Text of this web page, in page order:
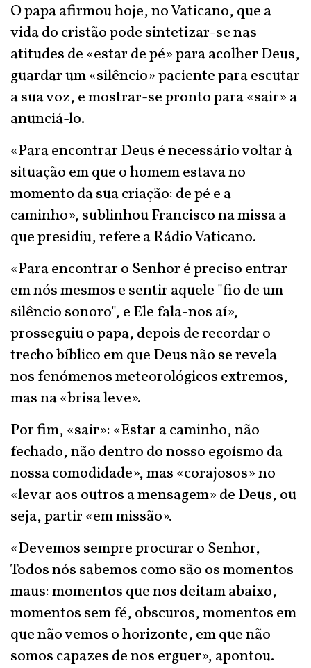
O papa afirmou hoje, no Vaticano, que a
vida do cristão pode sintetizar-se nas
atitudes de «estar de pé» para acolher Deus,
guardar um «silêncio» paciente para escutar
a sua voz, e mostrar-se pronto para «sair» a
anunciá-lo.
«Para encontrar Deus é necessário voltar à
situação em que o homem estava no
momento da sua criação: de pé e a
caminho», sublinhou Francisco na missa a
que presidiu, refere a Rádio Vaticano.
«Para encontrar o Senhor é preciso entrar
em nós mesmos e sentir aquele "fio de um
silêncio sonoro", e Ele fala-nos aí»,
prosseguiu o papa, depois de recordar o
trecho bíblico em que Deus não se revela
nos fenómenos meteorológicos extremos,
mas na «brisa leve».
Por fim, «sair»: «Estar a caminho, não
fechado, não dentro do nosso egoísmo da
nossa comodidade», mas «corajosos» no
«levar aos outros a mensagem» de Deus, ou
seja, partir «em missão».
«Devemos sempre procurar o Senhor,
Todos nós sabemos como são os momentos
maus: momentos que nos deitam abaixo,
momentos sem fé, obscuros, momentos em
que não vemos o horizonte, em que não
somos capazes de nos erguer», apontou.